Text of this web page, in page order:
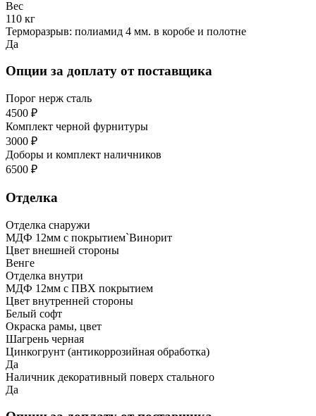
Вес
110 кг
Терморазрыв: полиамид 4 мм. в коробе и полотне
Да
Опции за доплату от поставщика
Порог нерж сталь
4500 ₽
Комплект черной фурнитуры
3000 ₽
Доборы и комплект наличников
6500 ₽
Отделка
Отделка снаружи
МДФ 12мм с покрытием`Винорит
Цвет внешней стороны
Венге
Отделка внутри
МДФ 12мм с ПВХ покрытием
Цвет внутренней стороны
Белый софт
Окраска рамы, цвет
Шагрень черная
Цинкогрунт (антикоррозийная обработка)
Да
Наличник декоративный поверх стального
Да